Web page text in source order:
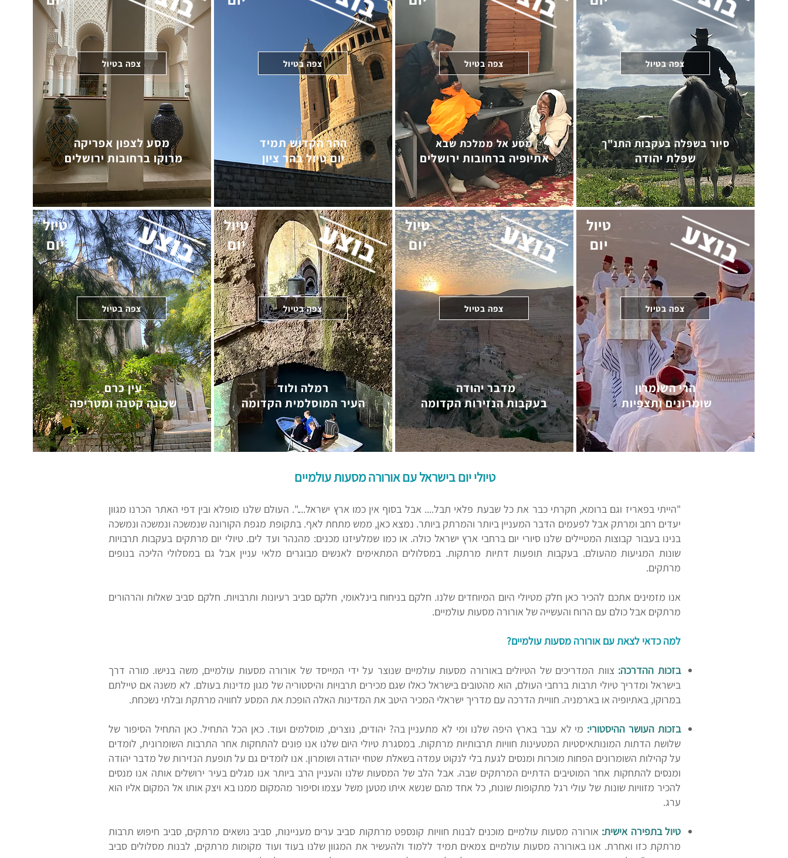
צפה בטיול
סיור בשפלה בעקבות התנ"ך
שפלת יהודה
טיול
יום
צפה בטיול
הרי השומרון
שומרונים ותצפיות
צפה בטיול
מסע אל ממלכת שבא
אתיופיה ברחובות ירושלים
טיול
יום
צפה בטיול
מדבר יהודה
בעקבות הנזירות הקדומה
צפה בטיול
ההר הקדוש תמיד
יום טיול בהר ציון
טיול
יום
צפה בטיול
רמלה ולוד
העיר המוסלמית הקדומה
צפה בטיול
מסע לצפון אפריקה
מרוקו ברחובות ירושלים
טיול
יום
צפה בטיול
עין כרם
שכונה קטנה ומטריפה
טיולי יום בישראל עם אורורה מסעות עולמיים
"הייתי בפאריז וגם ברומא, חקרתי כבר את כל שבעת פלאי תבל.... אבל בסוף אין כמו ארץ ישראל....". העולם שלנו מופלא ובין דפי האתר הכרנו מגוון
יעדים רחב ומרתק אבל לפעמים הדבר המעניין ביותר והמרתק ביותר. נמצא כאן, ממש מתחת לאף. בתקופת מגפת הקורונה שנמשכה ונמשכה ונמשכה
בנינו בעבור קבוצות המטיילים שלנו סיורי יום ברחבי ארץ ישראל כולה. או כמו שמלעיזנו מכנים: מהנהר ועד לים. טיולי יום מרתקים בעקבות תרבויות
שונות המגיעות מהעולם. בעקבות תופעות דתיות מרתקות. במסלולים המתאימים לאנשים מבוגרים מלאי עניין אבל גם במסלולי הליכה בנופים
מרתקים.
אנו מזמינים אתכם להכיר כאן חלק מטיולי היום המיוחדים שלנו. חלקם בניחוח בינלאומי, חלקם סביב רעיונות ותרבויות. חלקם סביב שאלות והרהורים
מרתקים אבל כולם עם הרוח והעשייה של אורורה מסעות עולמיים.
למה כדאי לצאת עם אורורה מסעות עולמיים?
בזכות ההדרכה: צוות המדריכים של הטיולים באורורה מסעות עולמיים שנוצר על ידי המייסד של אורורה מסעות עולמיים, משה בנישו. מורה דרך
בישראל ומדריך טיולי תרבות ברחבי העולם, הוא מהטובים בישראל כאלו שגם מכירים תרבויות והיסטוריה של מגון מדינות בעולם. לא משנה אם טיילתם
במרוקו, באתיופיה או בארמניה. חוויית הדרכה עם מדריך ישראלי המכיר היטב את המדינות האלה הופכת את המסע לחוויה מרתקת ובלתי נשכחת.
בזכות העושר ההיסטורי: מי לא עבר בארץ היפה שלנו ומי לא מתעניין בה? יהודים, נוצרים, מוסלמים ועוד. כאן הכל התחיל. כאן התחיל הסיפור של
שלושת הדתות המונותאיסטיות המטעינות חוויות תרבותיות מרתקות. במסגרת טיולי היום שלנו אנו פונים להתחקות אחר התרבות השומרונית, לומדים
על קהילות השומרונים הפחות מוכרות ומנסים לגעת בלי לנקוט עמדה בשאלת שטחי יהודה ושומרון. אנו לומדים גם על תופעת הנזירות של מדבר יהודה
ומנסים להתחקות אחר המוטיבים הדתיים המרתקים שבה. אבל הלב של המסעות שלנו והעניין הרב ביותר אנו מגלים בעיר ירושלים אותה אנו מנסים
להכיר מזוויות שונות של עולי רגל מתקופות שונות, כל אחד מהם שנשא איתו מטען משל עצמו וסיפור מהמקום ממנו בא ויצק אותו אל המקום אליו הוא
ערג.
טיול בתפירה אישית: אורורה מסעות עולמיים מוכנים לבנות חוויות קונספט מרתקות סביב ערים מעניינות, סביב נושאים מרתקים, סביב חיפוש תרבות
מרתקת כזו ואחרת. אנו באורורה מסעות עולמיים צמאים תמיד ללמוד ולהעשיר את המגוון שלנו בעוד ועוד מקומות מרתקים, לבנות מסלולים סביב